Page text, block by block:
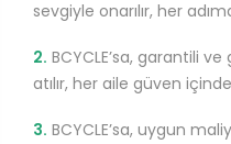
sevgiyle onarılır, her
2. BCYCLE’sa, garantili
atılır, her aile güven
3. BCYCLE’sa, uygun